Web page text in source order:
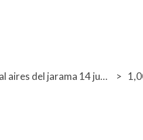
social aires del jarama 14 junio